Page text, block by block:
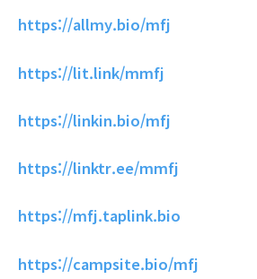
https://allmy.bio/mfj
https://lit.link/mmfj
https://linkin.bio/mfj
https://linktr.ee/mmfj
https://mfj.taplink.bio
https://campsite.bio/mfj